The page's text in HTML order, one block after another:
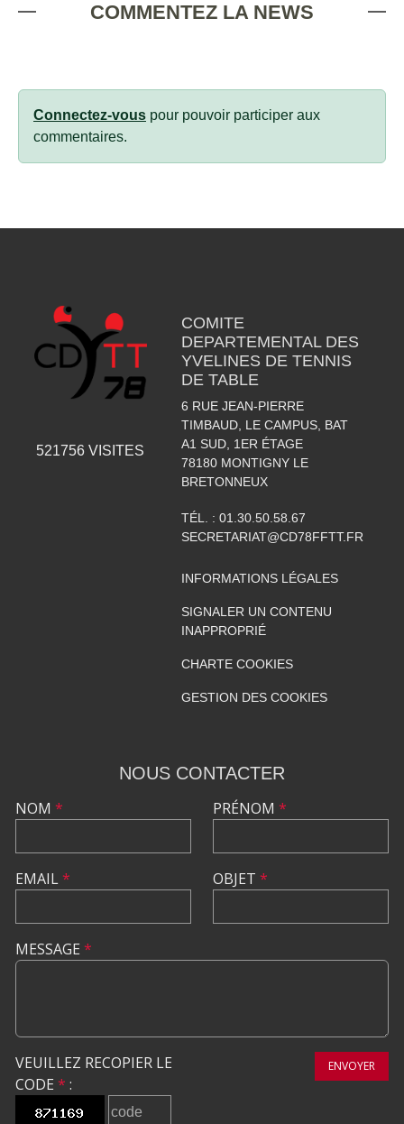
COMMENTEZ LA NEWS
Connectez-vous pour pouvoir participer aux
commentaires.
521756 VISITES
COMITE
DEPARTEMENTAL DES
YVELINES DE TENNIS
DE TABLE
6 RUE JEAN-PIERRE
TIMBAUD, LE CAMPUS, BAT
A1 SUD, 1ER ÉTAGE
78180 MONTIGNY LE
BRETONNEUX
TÉL. : 01.30.50.58.67
SECRETARIAT@CD78FFTT.FR
INFORMATIONS LÉGALES
SIGNALER UN CONTENU
INAPPROPRIÉ
CHARTE COOKIES
GESTION DES COOKIES
NOUS CONTACTER
NOM *
EMAIL*
PRÉNOM *
OBJET *
MESSAGE *
VEUILLEZ RECOPIER LE
CODE * :
ENVOYER